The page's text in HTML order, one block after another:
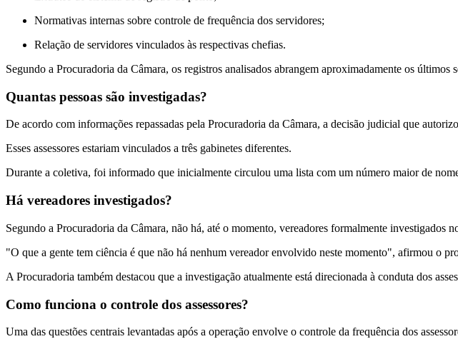
Normativas internas sobre controle de frequência dos servidores;
Relação de servidores vinculados às respectivas chefias.
Segundo a Procuradoria da Câmara, os registros analisados abrangem aproximadamente os últimos
Quantas pessoas são investigadas?
De acordo com informações repassadas pela Procuradoria da Câmara, a decisão judicial que
Esses assessores estariam vinculados a três gabinetes diferentes.
Durante a coletiva, foi informado que inicialmente circulou uma lista com um número maior de
Há vereadores investigados?
Segundo a Procuradoria da Câmara, não há, até o momento, vereadores formalmente investigados
"O que a gente tem ciência é que não há nenhum vereador envolvido neste momento", afirmou o
A Procuradoria também destacou que a investigação atualmente está direcionada à conduta dos
Como funciona o controle dos assessores?
Uma das questões centrais levantadas após a operação envolve o controle da frequência dos